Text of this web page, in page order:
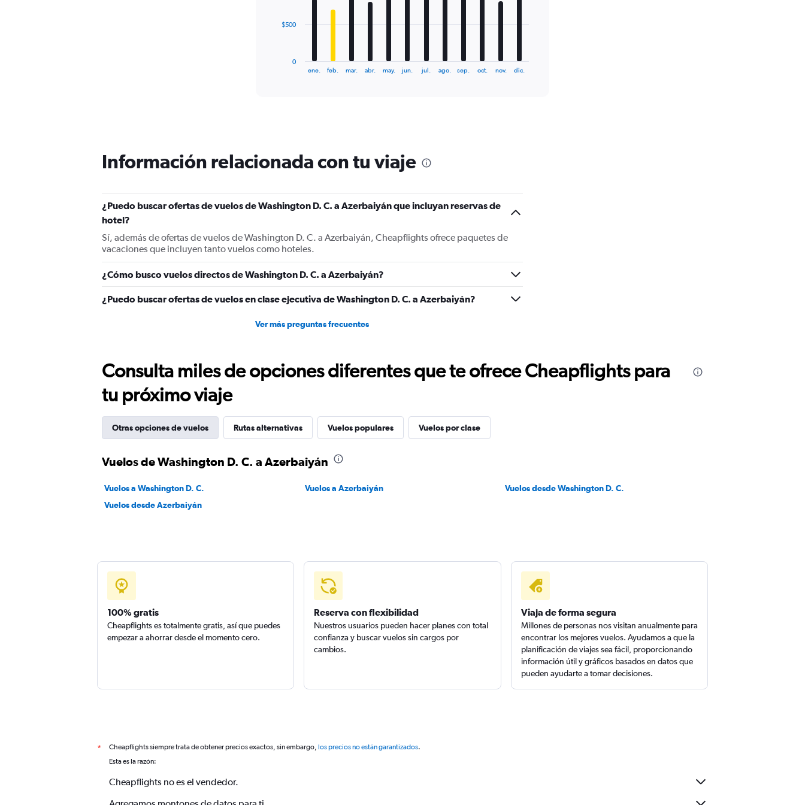
The
chart
has
Y
axis
Range:
0
to
1500.
ene. feb. mar. abr. may. jun. jul. ago. sep. oct. nov. dic.
0
$500
Información relacionada con tu viaje
¿Puedo buscar ofertas de vuelos de Washington D. C. a Azerbaiyán que incluyan reservas de
hotel?
Sí, además de ofertas de vuelos de Washington D. C. a Azerbaiyán, Cheapflights ofrece paquetes de
vacaciones que incluyen tanto vuelos como hoteles.
¿Cómo busco vuelos directos de Washington D. C. a Azerbaiyán?
¿Puedo buscar ofertas de vuelos en clase ejecutiva de Washington D. C. a Azerbaiyán?
Ver más preguntas frecuentes
Consulta miles de opciones diferentes que te ofrece Cheapflights para
tu próximo viaje
Otras opciones de vuelos Rutas alternativas Vuelos populares Vuelos por clase
Vuelos de Washington D. C. a Azerbaiyán
Vuelos a Washington D. C. Vuelos a Azerbaiyán
Vuelos desde Washington D. C.
Vuelos desde Azerbaiyán
100% gratis
Cheapflights es totalmente gratis, así que puedes
empezar a ahorrar desde el momento cero.
Reserva con flexibilidad
Nuestros usuarios pueden hacer planes con total
confianza y buscar vuelos sin cargos por
cambios.
Viaja de forma segura
Millones de personas nos visitan anualmente para
encontrar los mejores vuelos. Ayudamos a que la
planificación de viajes sea fácil, proporcionando
información útil y gráficos basados en datos que
pueden ayudarte a tomar decisiones.
* Cheapflights siempre trata de obtener precios exactos, sin embargo, los precios no están garantizados.
Esta es la razón:
Cheapflights no es el vendedor.